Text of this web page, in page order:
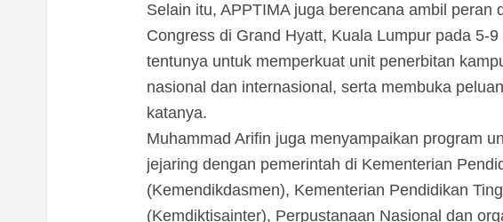
Selain itu, APPTIMA juga berencana ambil peran
Congress di Grand Hyatt, Kuala Lumpur pada 5-
tentunya untuk memperkuat unit penerbitan
nasional dan internasional, serta membuka
katanya.
Muhammad Arifin juga menyampaikan program
jejaring dengan pemerintah di Kementerian
(Kemendikdasmen), Kementerian Pendidikan
(Kemdiktisainter), Perpustanaan Nasional dan